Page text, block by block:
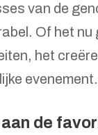
van de
Of het
het
evenement.
aan de